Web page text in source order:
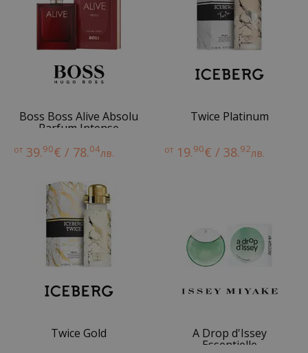
Boss Boss Alive Absolu
Parfum Intense
от 39.90€ / 78.04лв.
Twice Platinum
от 19.90€ / 38.92лв.
Twice Gold A Drop d'Issey
Essentielle